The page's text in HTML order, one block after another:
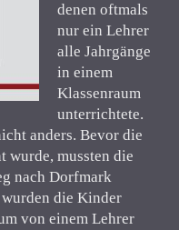
denen oftmals
nur ein Lehrer
alle Jahrgänge
in einem
Klassenraum
unterrichtete.
anders. Bevor die
wurde, mussten die
nach Dorfmark
die Kinder
von einem Lehrer